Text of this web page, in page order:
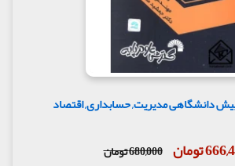
دانشگاهی مدیریت, حسابداری, اقتصاد
تومان 680,000 تومان